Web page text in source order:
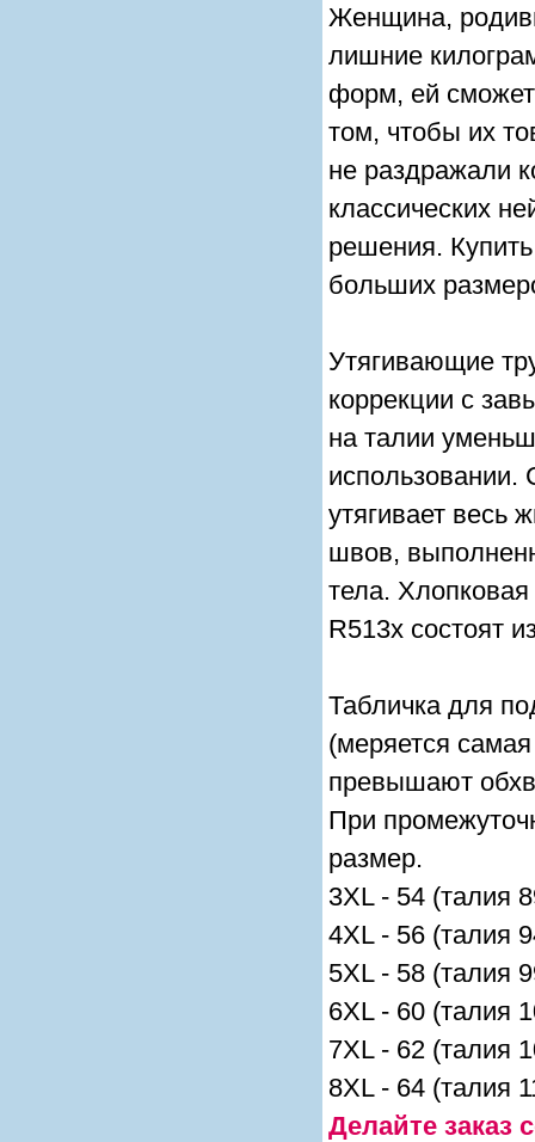
Женщина,
лишние
форм, ей
том, чтобы их
не раздражали
классических
решения.
больших
Утягивающие
коррекции с
на талии
использовании.
утягивает весь
швов,
тела.
R513x состоят
Табличка для
(меряется
превышают
При
размер.
3XL - 54 (талия
4XL - 56 (талия
5XL - 58 (талия
6XL - 60 (талия
7XL - 62 (талия
8XL - 64 (талия
Делайте заказ